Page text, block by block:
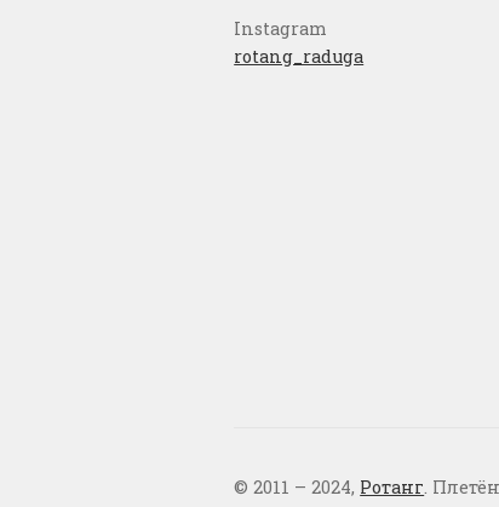
Instagram
rotang_raduga
© 2011 – 2024, Ротанг.